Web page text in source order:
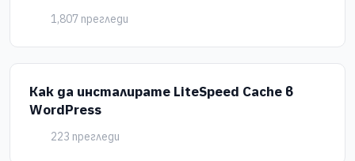
1,807 прегледи
Как да инсталирате LiteSpeed Cache в
WordPress
223 прегледи